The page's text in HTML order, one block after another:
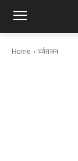
Home पर्वतजन